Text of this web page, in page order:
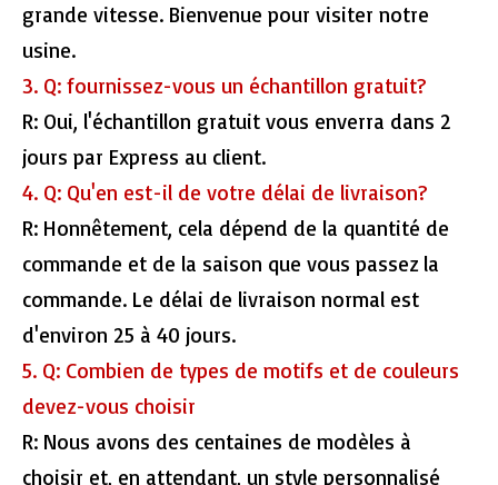
grande vitesse. Bienvenue pour visiter notre
usine.
3. Q: fournissez-vous un échantillon gratuit?
R: Oui, l'échantillon gratuit vous enverra dans 2
jours par Express au client.
4. Q: Qu'en est-il de votre délai de livraison?
R: Honnêtement, cela dépend de la quantité de
commande et de la saison que vous passez la
commande. Le délai de livraison normal est
d'environ 25 à 40 jours.
5. Q: Combien de types de motifs et de couleurs
devez-vous choisir
R: Nous avons des centaines de modèles à
choisir et, en attendant, un style personnalisé